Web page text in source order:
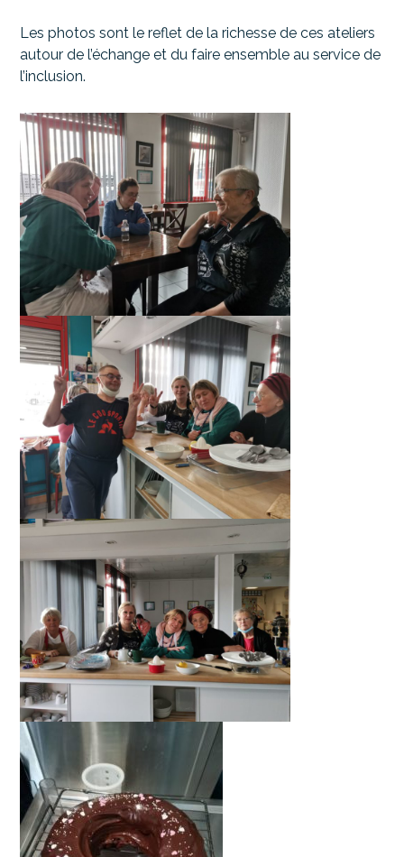
Les photos sont le reflet de la richesse de ces ateliers
autour de l’échange et du faire ensemble au service de
l’inclusion.